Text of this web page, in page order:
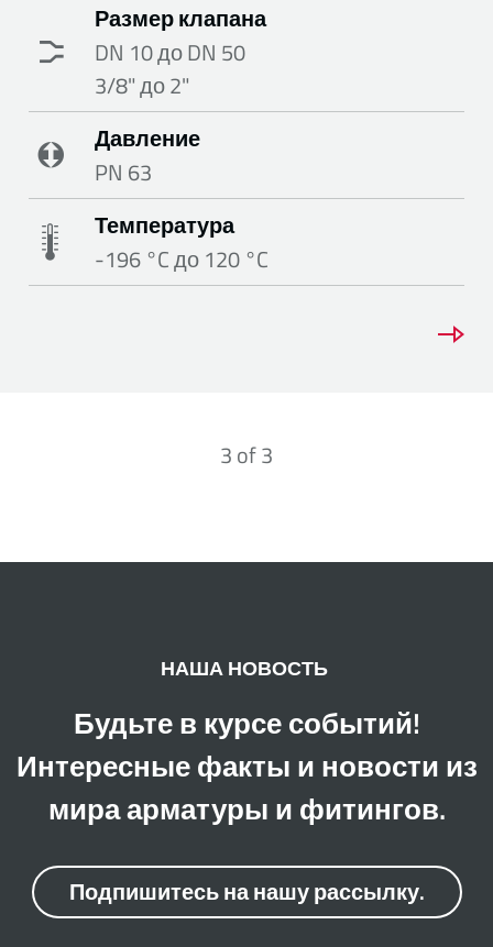
Размер клапана
DN 10 до DN 50
3/8" до 2"
Давление
PN 63
Температура
-196 °C до 120 °C
3of3
НАША НОВОСТЬ
Будьте в курсе событий!
Интересные факты и новости из
мира арматуры и фитингов.
Подпишитесь на нашу рассылку.